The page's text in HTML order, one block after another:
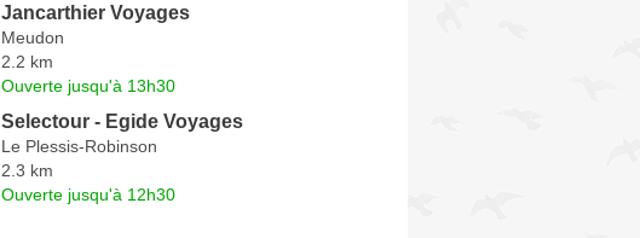
Jancarthier Voyages
Meudon
2.2 km
Ouverte jusqu'à 13h30
Selectour - Egide Voyages
Le Plessis-Robinson
2.3 km
Ouverte jusqu'à 12h30